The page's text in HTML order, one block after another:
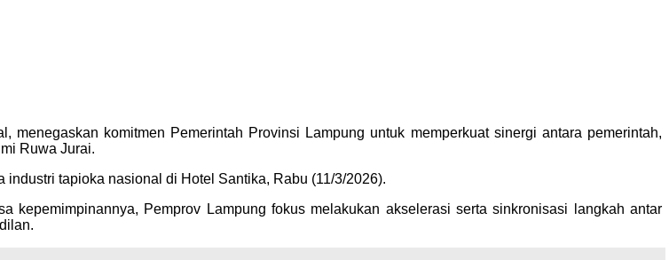
menegaskan komitmen Pemerintah Provinsi Lampung untuk memperkuat sinergi antara pemerintah,
Ruwa Jurai.
tapioka nasional di Hotel Santika, Rabu (11/3/2026).
kepemimpinannya, Pemprov Lampung fokus melakukan akselerasi serta sinkronisasi langkah antar